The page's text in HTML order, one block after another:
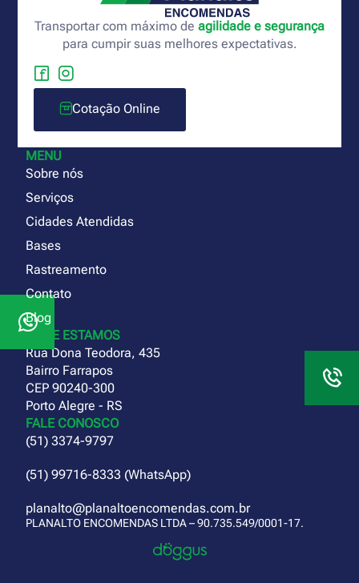
Transportar com máximo de agilidade e segurança
para cumpir suas melhores expectativas.
Cotação Online
MENU
Sobre nós
Serviços
Cidades Atendidas
Bases
Rastreamento
Contato
Blog
ONDE ESTAMOS
Rua Dona Teodora, 435
Bairro Farrapos
CEP 90240-300
Porto Alegre - RS
FALE CONOSCO
(51) 3374-9797
(51) 99716-8333 (WhatsApp)
planalto@planaltoencomendas.com.br
PLANALTO ENCOMENDAS LTDA – 90.735.549/0001-17.